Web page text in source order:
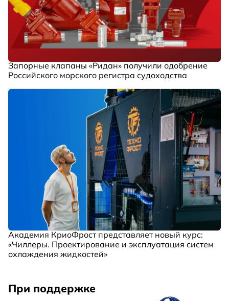
Запорные клапаны «Ридан» получили одобрение
Российского морского регистра судоходства
Академия КриоФрост представляет новый курс:
«Чиллеры. Проектирование и эксплуатация систем
охлаждения жидкостей»
При поддержке